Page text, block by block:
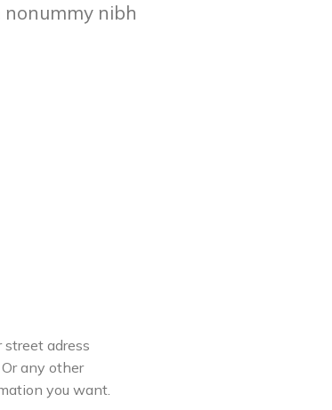
nibh
street adress
Or any other
you want.